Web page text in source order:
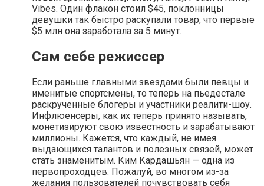
Vibes. Один флакон стоил $45, поклонницы
девушки так быстро раскупали товар, что первые
$5 млн она заработала за 5 минут.
Сам себе режиссер
Если раньше главными звездами были певцы и
именитые спортсмены, то теперь на пьедестале
раскрученные блогеры и участники реалити-шоу.
Инфлюенсеры, как их теперь принято называть,
монетизируют свою известность и зарабатывают
миллионы. Кажется, что каждый, не имея
выдающихся талантов и полезных связей, может
стать знаменитым. Ким Кардашьян — одна из
первопроходцев. Пожалуй, во многом из-за
желания пользователей почувствовать себя